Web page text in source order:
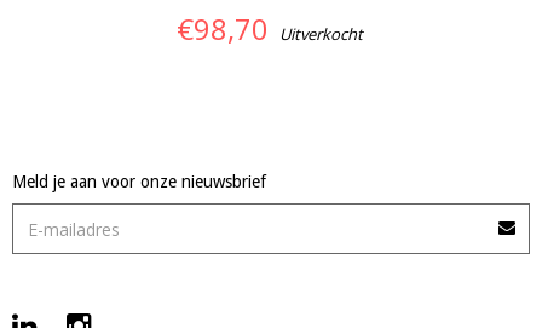
€98,70 Uitverkocht
Meld je aan voor onze nieuwsbrief